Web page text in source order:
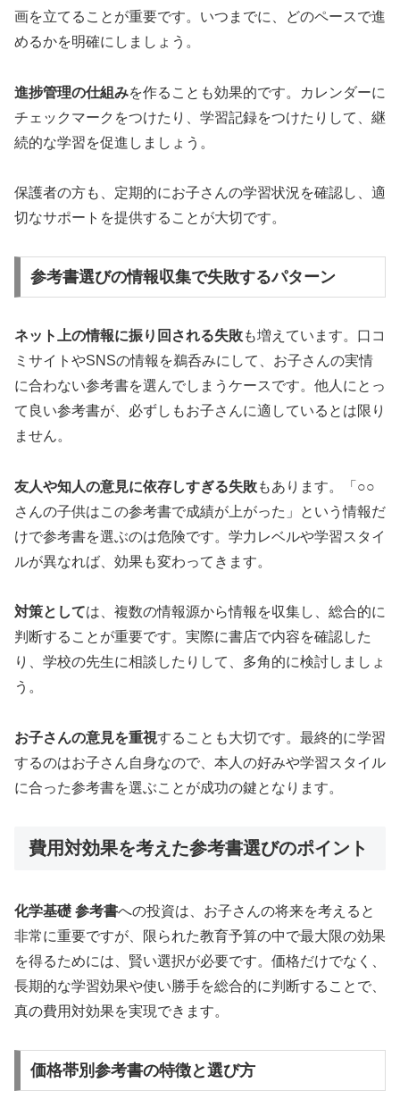
画を立てることが重要です。いつまでに、どのペースで進
めるかを明確にしましょう。
進捗管理の仕組みを作ることも効果的です。カレンダーに
チェックマークをつけたり、学習記録をつけたりして、継
続的な学習を促進しましょう。
保護者の方も、定期的にお子さんの学習状況を確認し、適
切なサポートを提供することが大切です。
参考書選びの情報収集で失敗するパターン
ネット上の情報に振り回される失敗も増えています。口コ
ミサイトやSNSの情報を鵜呑みにして、お子さんの実情
に合わない参考書を選んでしまうケースです。他人にとっ
て良い参考書が、必ずしもお子さんに適しているとは限り
ません。
友人や知人の意見に依存しすぎる失敗もあります。「○○
さんの子供はこの参考書で成績が上がった」という情報だ
けで参考書を選ぶのは危険です。学力レベルや学習スタイ
ルが異なれば、効果も変わってきます。
対策としては、複数の情報源から情報を収集し、総合的に
判断することが重要です。実際に書店で内容を確認した
り、学校の先生に相談したりして、多角的に検討しましょ
う。
お子さんの意見を重視することも大切です。最終的に学習
するのはお子さん自身なので、本人の好みや学習スタイル
に合った参考書を選ぶことが成功の鍵となります。
費用対効果を考えた参考書選びのポイント
化学基礎 参考書への投資は、お子さんの将来を考えると
非常に重要ですが、限られた教育予算の中で最大限の効果
を得るためには、賢い選択が必要です。価格だけでなく、
長期的な学習効果や使い勝手を総合的に判断することで、
真の費用対効果を実現できます。
価格帯別参考書の特徴と選び方